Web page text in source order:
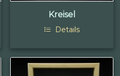
Kreisel
Details